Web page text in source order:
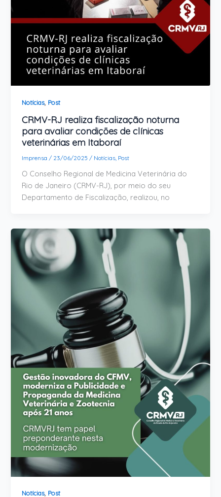
Notícias, Post
CRMV-RJ realiza fiscalização noturna
para avaliar condições de clínicas
veterinárias em Itaboraí
Imprensa / 23/06/2025 / Notícias Post
O Conselho Regional de Medicina Veterinária do
Rio de Janeiro (CRMV-RJ), por meio do seu
Departamento de Fiscalização, realizou, no
Notícias, Post